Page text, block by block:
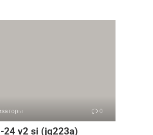
0
24 v2 si (jg223a)